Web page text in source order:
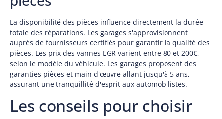
La disponibilité des pièces influence directement la durée
totale des réparations. Les garages s'approvisionnent
auprès de fournisseurs certifiés pour garantir la qualité des
pièces. Les prix des vannes EGR varient entre 80 et 200€,
selon le modèle du véhicule. Les garages proposent des
garanties pièces et main d'œuvre allant jusqu'à 5 ans,
assurant une tranquillité d'esprit aux automobilistes.
Les conseils pour choisir